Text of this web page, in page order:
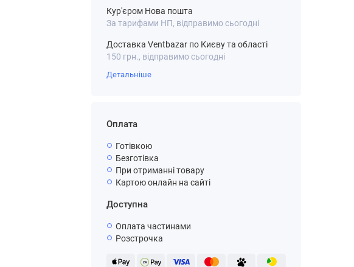
Кур'єром Нова пошта
За тарифами НП, відправимо сьогодні
Доставка Ventbazar по Києву та області
150 грн., відправимо сьогодні
Детальніше
Оплата
Готівкою
Безготівка
При отриманні товару
Картою онлайн на сайті
Доступна
Оплата частинами
Розстрочка